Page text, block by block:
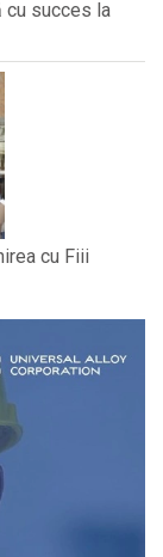
cu succes la
cu Fiii